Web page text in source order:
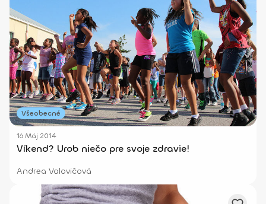
Všeobecné
16 Máj 2014
Víkend? Urob niečo pre svoje zdravie!
Andrea Valovičová